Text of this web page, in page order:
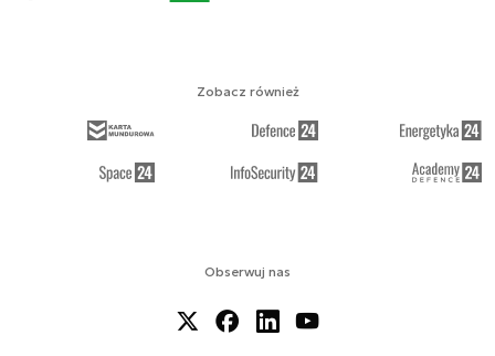
Obserwuj nas
Zobacz również